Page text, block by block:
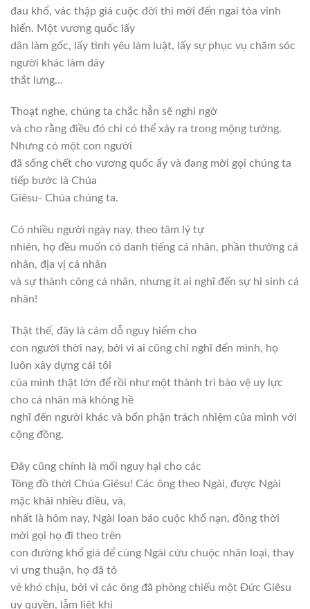
đau khổ, vác thập giá cuộc đời thì mới đến ngai tòa vinh
hiển. Một vương quốc lấy
dân làm gốc, lấy tình yêu làm luật, lấy sự phục vụ chăm sóc
người khác làm dây
thắt lưng…
Thoạt nghe, chúng ta chắc hẳn sẽ nghi ngờ
và cho rằng điều đó chỉ có thể xảy ra trong mộng tưởng.
Nhưng có một con người
đã sống chết cho vương quốc ấy và đang mời gọi chúng ta
tiếp bước là Chúa
Giêsu- Chúa chúng ta.
Có nhiều người ngày nay, theo tâm lý tự
nhiên, họ đều muốn có danh tiếng cá nhân, phần thưởng cá
nhân, địa vị cá nhân
và sự thành công cá nhân, nhưng ít ai nghĩ đến sự hi sinh cá
nhân!
Thật thế, đây là cám dỗ nguy hiểm cho
con người thời nay, bởi vì ai cũng chỉ nghĩ đến mình, họ
luôn xây dựng cái tôi
của mình thật lớn để rồi như một thành trì bảo vệ uy lực
cho cá nhân mà không hề
nghĩ đến người khác và bổn phận trách nhiệm của mình với
cộng đồng.
Đây cũng chính là mối nguy hại cho các
Tông đồ thời Chúa Giêsu! Các ông theo Ngài, được Ngài
mặc khải nhiều điều, và,
nhất là hôm nay, Ngài loan báo cuộc khổ nạn, đồng thời
mời gọi họ đi theo trên
con đường khổ giá để cùng Ngài cứu chuộc nhân loại, thay
vì ưng thuận, họ đã tỏ
vẻ khó chịu, bởi vì các ông đã phỏng chiếu một Đức Giêsu
uy quyền, lẫm liệt khi